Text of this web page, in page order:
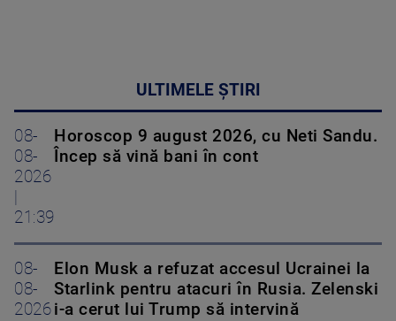
ULTIMELE ȘTIRI
08-
08-
2026
21:39
Horoscop 9 august 2026, cu Neti Sandu.
Încep să vină bani în cont
08-
08-
2026
Elon Musk a refuzat accesul Ucrainei la
Starlink pentru atacuri în Rusia. Zelenski
i-a cerut lui Trump să intervină